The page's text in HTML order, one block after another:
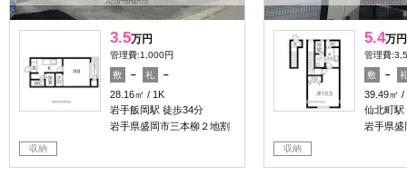
3.5万円
管理費:1,000円
敷 － 礼
－
28.16㎡
1K
岩手飯岡駅 徒歩34分
岩手県盛岡市三本柳２地割
収納
5.4万円
管理費
敷 －
39.49㎡
仙北町駅
岩手県盛
収納